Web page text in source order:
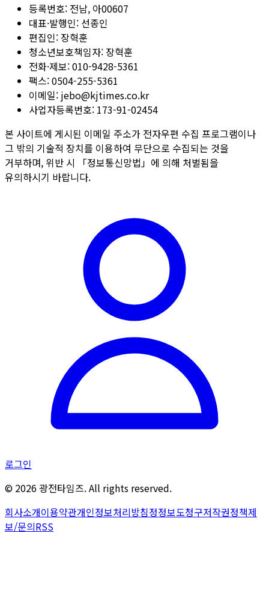
등록번호: 전남, 아00607
대표·발행인: 선종인
편집인: 장혁훈
청소년보호책임자: 장혁훈
전화·제보:010-9428-5361
팩스:0504-255-5361
이메일: jebo@kjtimes.co.kr
사업자등록번호: 173-91-02454
본 사이트에 게시된 이메일 주소가 전자우편 수집 프로그램이나
그 밖의 기술적 장치를 이용하여 무단으로 수집되는 것을
거부하며, 위반 시 「정보통신망법」에 의해 처벌됨을
유의하시기 바랍니다.
로그인
© 2026광전타임즈. All rights reserved.
회사소개이용약관개인정보처리방침정정보도청구저작권정책제
보/문의RSS